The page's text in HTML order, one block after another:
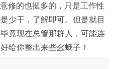
修的也挺多的，只是工作性
少干，了解即可。但是就目
竟现在总管那群人，可能连
给你整出来些幺蛾子！